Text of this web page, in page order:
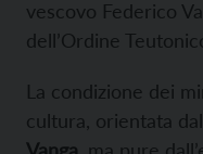
vescovo Federico
dell’Ordine
La condizione dei
cultura, orientata